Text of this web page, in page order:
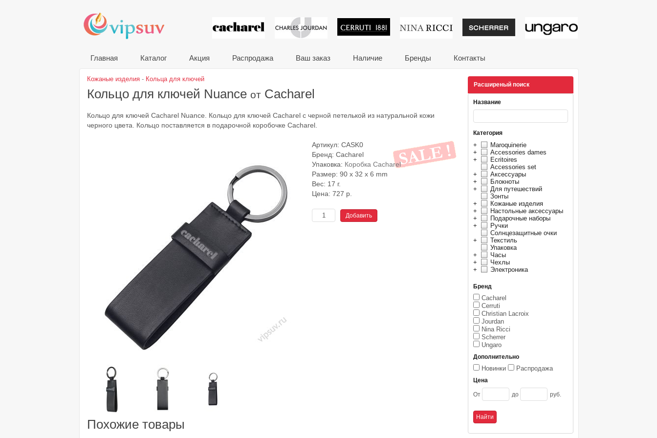
VIP сувениры и корпоративные подарки от
Главная Каталог Акция Распродажа Ваш заказ Наличие Бренды Контакты
Расширеный поиск
Название
Категория
+
Maroquinerie
+
Accessories dames
+
Ecritoires
Accessories set
+
Аксессуары
+
Блокноты
+
Для путешествий
Зонты
+
Кожаные изделия
+
Настольные аксессуары
+
Подарочные наборы
+
Ручки
Солнцезащитные очки
+
Текстиль
Упаковка
+
Часы
+
Чехлы
+
Электроника
Бренд
Cacharel
Cerruti
Christian Lacroix
Jourdan
Nina Ricci
Scherrer
Ungaro
Дополнительно
Новинки Распродажа
Цена
От до руб.
Кожаные изделия - Кольца для ключей
Кольцо для ключей Nuance от Cacharel
Кольцо для ключей Cacharel Nuance. Кольцо для ключей Cacharel c черной петелькой из натуральной кожи
черного цвета. Кольцо поставляется в подарочной коробочке Cacharel.
Артикул: CASK0
Бренд: Cacharel
Упаковка: Коробка Cacharel
Размер: 90 x 32 x 6 mm
Вес: 17 г.
Цена: 727 р.
Похожие товары